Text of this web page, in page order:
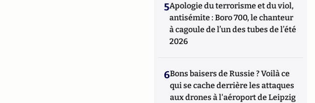
5Apologie du terrorisme et du viol,
antisémite : Boro 700, le chanteur
à cagoule de l’un des tubes de l’été
2026
6Bons baisers de Russie ? Voilà ce
qui se cache derrière les attaques
aux drones à l'aéroport de Leipzig